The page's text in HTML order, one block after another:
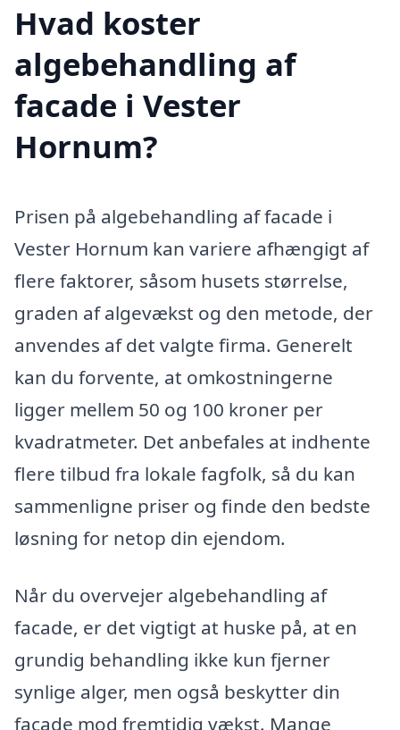
Hvad koster
algebehandling af
facade i Vester
Hornum?
Prisen på algebehandling af facade i
Vester Hornum kan variere afhængigt af
flere faktorer, såsom husets størrelse,
graden af algevækst og den metode, der
anvendes af det valgte firma. Generelt
kan du forvente, at omkostningerne
ligger mellem 50 og 100 kroner per
kvadratmeter. Det anbefales at indhente
flere tilbud fra lokale fagfolk, så du kan
sammenligne priser og finde den bedste
løsning for netop din ejendom.
Når du overvejer algebehandling af
facade, er det vigtigt at huske på, at en
grundig behandling ikke kun fjerner
synlige alger, men også beskytter din
facade mod fremtidig vækst. Mange